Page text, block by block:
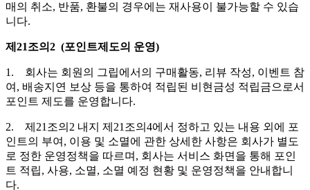
매의 취소, 반품, 환불의 경우에는 재사용이 불가능할 수 있습
니다.
제21조의2 (포인트제도의 운영)
1. 회사는 회원의 그립에서의 구매활동, 리뷰 작성, 이벤트 참
여, 배송지연 보상 등을 통하여 적립된 비현금성 적립금으로서
포인트 제도를 운영합니다.
2. 제21조의2 내지 제21조의4에서 정하고 있는 내용 외에 포
인트의 부여, 이용 및 소멸에 관한 상세한 사항은 회사가 별도
로 정한 운영정책을 따르며, 회사는 서비스 화면을 통해 포인
트 적립, 사용, 소멸, 소멸 예정 현황 및 운영정책을 안내합니
다.